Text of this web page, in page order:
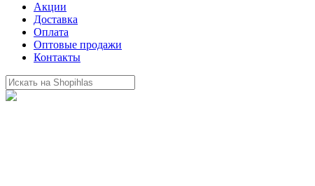
Акции
Доставка
Оплата
Оптовые продажи
Контакты